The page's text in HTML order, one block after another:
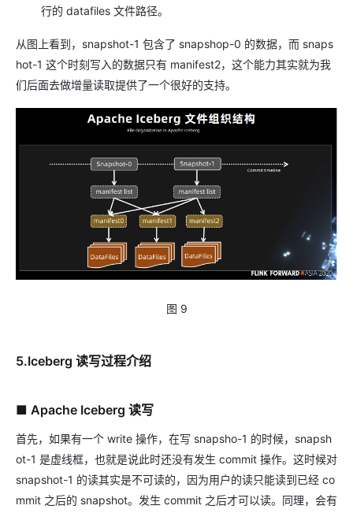
行的 datafiles 文件路径。
从图上看到，snapshot-1 包含了 snapshop-0 的数据，而 snaps
hot-1 这个时刻写入的数据只有 manifest2，这个能力其实就为我
们后面去做增量读取提供了一个很好的支持。
图 9
5.Iceberg 读写过程介绍
■ Apache Iceberg 读写
首先，如果有一个 write 操作，在写 snapsho-1 的时候，snapsh
ot-1 是虚线框，也就是说此时还没有发生 commit 操作。这时候对
snapshot-1 的读其实是不可读的，因为用户的读只能读到已经 co
mmit 之后的 snapshot。发生 commit 之后才可以读。同理，会有